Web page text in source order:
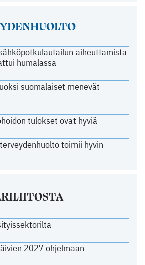
aiheuttamista
humalassa
suomalaiset menevät
tulokset ovat hyviä
toimii hyvin
2027 ohjelmaan